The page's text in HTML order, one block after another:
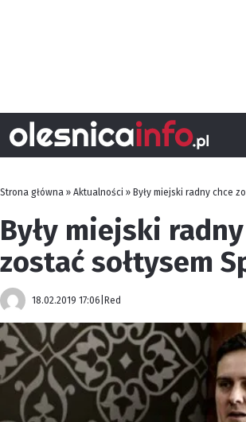
Strona główna » Aktualności » Były miejski radny chce
Były miejski
zostać sołtysem
18.02.2019 17:06 Red